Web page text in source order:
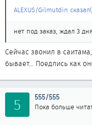
ALEXUS/Gilmutdin
нет под заказ, ждал 3
Сейчас звонил в
бывает... Поедлись как
5 555/555
Пока больше